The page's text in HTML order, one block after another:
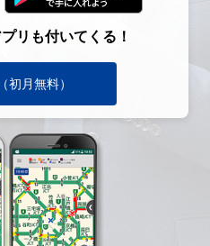
リも付いてくる！
初月無料）